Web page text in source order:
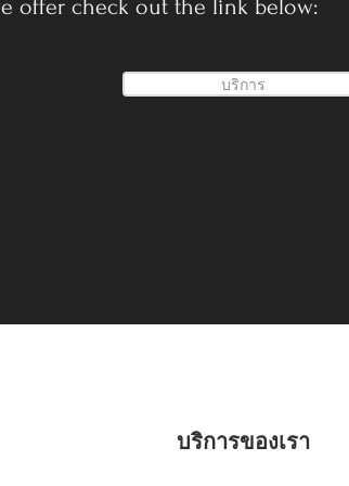
offer check out the link below:
บริการ
บริการของเรา